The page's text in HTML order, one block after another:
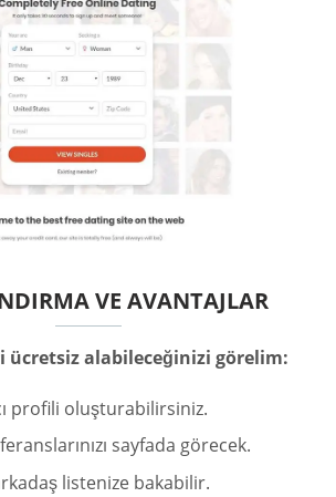
VE AVANTAJLAR
ücretsiz alabileceğinizi görelim:
profili oluşturabilirsiniz.
sayfada görecek.
listenize bakabilir.